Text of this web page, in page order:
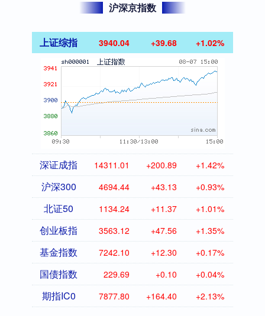
沪深京指数
上证综指 3940.04 +39.68 +1.02%
深证成指 14311.01 +200.89 +1.42%
沪深300 4694.44 +43.13 +0.93%
北证50 1134.24 +11.37 +1.01%
创业板指 3563.12 +47.56 +1.35%
基金指数 7242.10 +12.30 +0.17%
国债指数 229.69 +0.10 +0.04%
期指IC0 7877.80 +164.40 +2.13%